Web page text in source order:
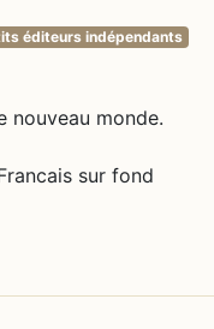
éditeurs indépendants
nouveau monde.
sur fond